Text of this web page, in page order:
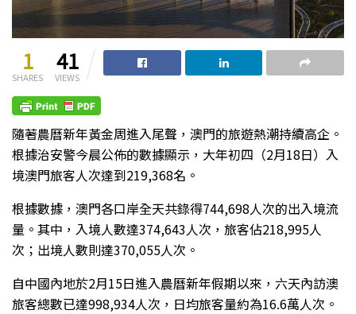
1
SHARES
41
VIEWS
隨著農曆新年黃金周進入尾聲，澳門的旅遊熱潮持續高企。
根據治安警今晨公佈的數據顯示，大年初四（2月18日）入
境澳門旅客人次達到219,368名。
根據數據，澳門各口岸全天共錄得744,698人次的出入境流
量。其中，入境人數達374,643人次，旅客佔218,995人
次；出境人數則達370,055人次。
自中國內地於2月15日進入農曆新年假期以來，六天內訪澳
旅客總數已達998,934人次，日均旅客量約為16.6萬人次。